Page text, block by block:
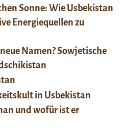
Sonne: Wie Usbekistan
Energiequellen zu
Namen? Sowjetische
in Usbekistan
und wofür ist er